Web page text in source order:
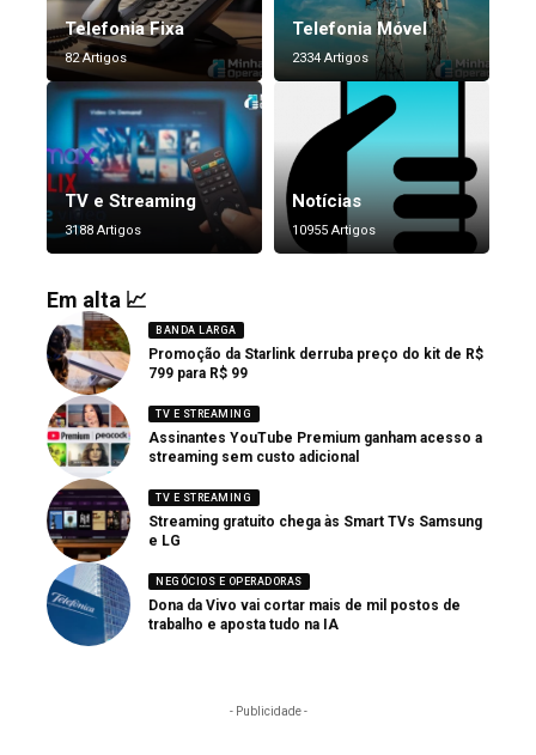
Telefonia Fixa
82 Artigos
Telefonia Móvel
2334 Artigos
TV e Streaming
3188 Artigos
Notícias
10955 Artigos
Em alta 📈
BANDA LARGA
Promoção da Starlink derruba preço do kit de R$
799 para R$ 99
TV E STREAMING
Assinantes YouTube Premium ganham acesso a
streaming sem custo adicional
TV E STREAMING
Streaming gratuito chega às Smart TVs Samsung
e LG
NEGÓCIOS E OPERADORAS
Dona da Vivo vai cortar mais de mil postos de
trabalho e aposta tudo na IA
- Publicidade -